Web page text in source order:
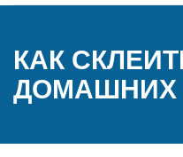
КАК
ДОМАШНИХ